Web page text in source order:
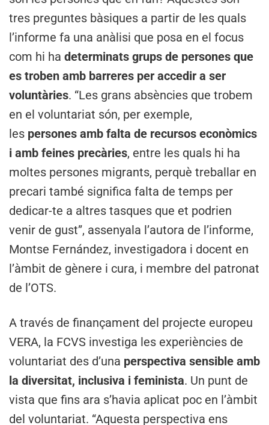
tres preguntes bàsiques a partir de les quals
l’informe fa una anàlisi que posa en el focus
com hi ha determinats grups de persones que
es troben amb barreres per accedir a ser
voluntàries. “Les grans absències que trobem
en el voluntariat són, per exemple,
les persones amb falta de recursos econòmics
i amb feines precàries, entre les quals hi ha
moltes persones migrants, perquè treballar en
precari també significa falta de temps per
dedicar-te a altres tasques que et podrien
venir de gust”, assenyala l’autora de l’informe,
Montse Fernández, investigadora i docent en
l’àmbit de gènere i cura, i membre del patronat
de l’OTS.
A través de finançament del projecte europeu
VERA, la FCVS investiga les experiències de
voluntariat des d’una perspectiva sensible amb
la diversitat, inclusiva i feminista. Un punt de
vista que fins ara s’havia aplicat poc en l’àmbit
del voluntariat. “Aquesta perspectiva ens